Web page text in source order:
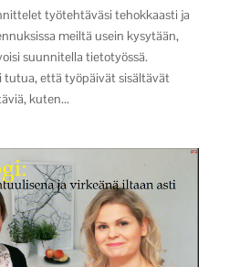
työtehtäväsi tehokkaasti ja
meiltä usein kysytään,
suunnitella tietotyössä.
tutua, että työpäivät sisältävät
kuten...